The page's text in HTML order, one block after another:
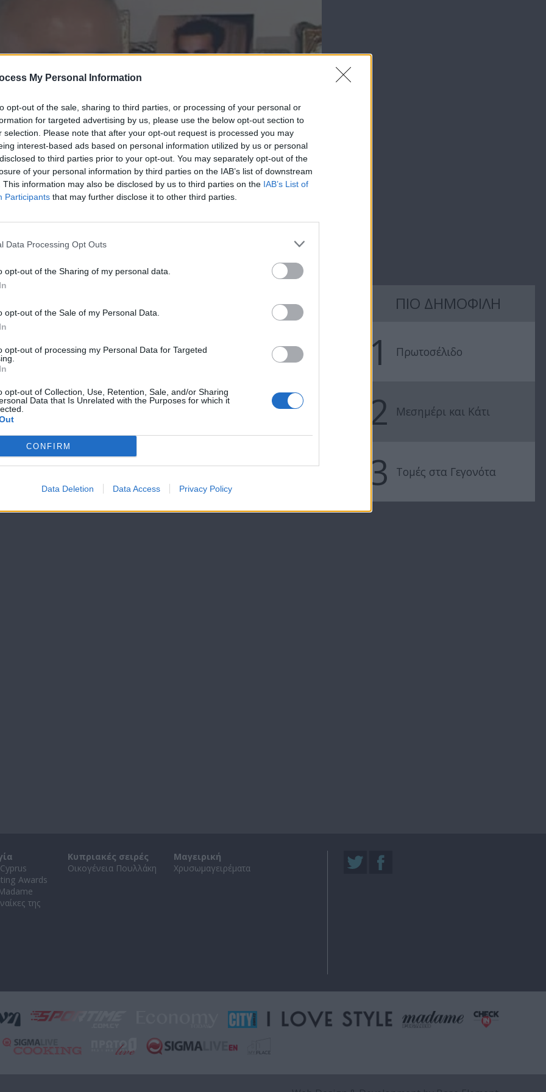
My Personal Information
opt-out of the sale, sharing to third parties, or processing of your personal or
for targeted advertising by us, please use the below opt-out section to
selection. Please note that after your opt-out request is processed you may
interest-based ads based on personal information utilized by us or personal
to third parties prior to your opt-out. You may separately opt-out of the
of your personal information by third parties on the IAB’s list of downstream
This information may also be disclosed by us to third parties on the IAB’s List of
Participants that may further disclose it to other third parties.
Data Processing Opt Outs
opt-out of the Sharing of my personal data.
opt-out of the Sale of my Personal Data.
opt-out of processing my Personal Data for Targeted
opt-out of Collection, Use, Retention, Sale, and/or Sharing
Data that Is Unrelated with the Purposes for which it
CONFIRM
Data Deletion Data Access Privacy Policy
Β' (2009-10) Εκπ.04
Στιγμές Ζωής Β'
(2009-10) Εκπ.12
Στιγμές Ζωής Β'
(2009-10) Εκπ.11
Στιγμές Ζωής Β'
(2009-10) Εκπ.10
ΠΙΟ ΔΗΜΟΦΙΛΗ
1 Πρωτοσέλιδο
2 Μεσημέρι και Κάτι
3 Τομές στα Γεγονότα
Awards
της
Κυπριακές σειρές
Οικογένεια Πουλλάκη
Μαγειρική
Χρυσωμαγειρέματα